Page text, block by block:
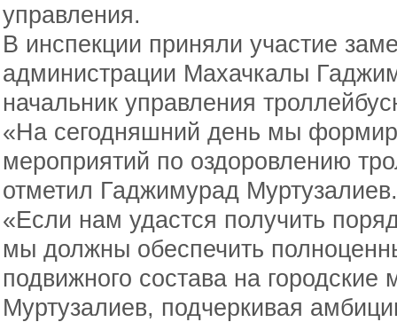
управления.
В инспекции приняли участие
администрации Махачкалы
начальник управления
«На сегодняшний день мы
мероприятий по оздоровлению
отметил Гаджимурад Муртузалиев.
«Если нам удастся получить
мы должны обеспечить
подвижного состава на
Муртузалиев, подчеркивая